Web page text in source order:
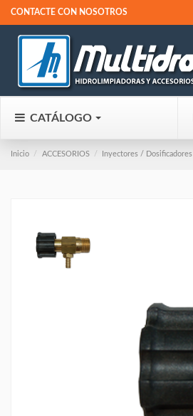
CONTACTE CON NOSOTROS
CATÁLOGO
Inicio ACCESORIOS Inyectores / Dosificadores